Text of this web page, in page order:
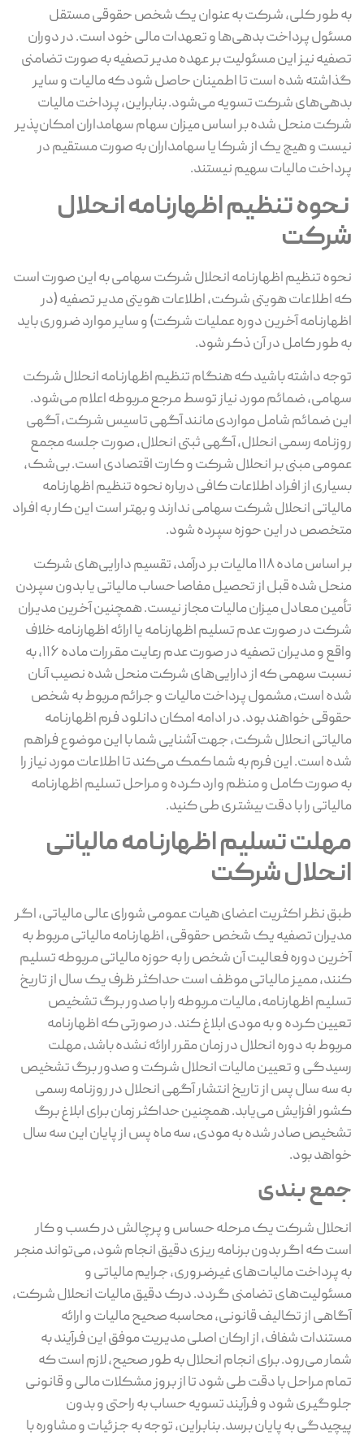
به‌ طور کلی، شرکت به‌ عنوان یک شخص حقوقی مستقل
مسئول پرداخت بدهی‌ها و تعهدات مالی خود است. در دوران
تصفیه نیز این مسئولیت بر عهده مدیر تصفیه به ‌صورت تضامنی
گذاشته شده است تا اطمینان حاصل شود که مالیات و سایر
بدهی‌های شرکت تسویه می‌شود. بنابراین، پرداخت مالیات
شرکت منحل ‌شده بر اساس میزان سهام سهامداران امکان‌پذیر
نیست و هیچ ‌یک از شرکا یا سهامداران به ‌صورت مستقیم در
پرداخت مالیات سهیم نیستند.
‌نحوه تنظیم اظهارنامه انحلال
شرکت
نحوه تنظیم اظهارنامه انحلال شرکت سهامی به این صورت است
که اطلاعات هویتی شرکت، اطلاعات هویتی مدیر تصفیه (در
اظهارنامه آخرین دوره عملیات شرکت) و سایر موارد ضروری باید
به ‌طور کامل در آن ذکر شود.
توجه داشته باشید که هنگام تنظیم اظهارنامه انحلال شرکت
سهامی، ضمائم مورد نیاز توسط مرجع مربوطه اعلام می‌شود.
این ضمائم شامل مواردی مانند آگهی تاسیس شرکت، آگهی
روزنامه رسمی انحلال، آگهی ثبتی انحلال، صورت‌ جلسه مجمع
عمومی مبنی بر انحلال شرکت و کارت اقتصادی است. بی‌شک،
بسیاری از افراد اطلاعات کافی درباره نحوه تنظیم اظهارنامه
مالیاتی انحلال شرکت سهامی ندارند و بهتر است این کار به افراد
متخصص در این حوزه سپرده شود.
بر اساس ماده ۱۱۸ مالیات بر درآمد، تقسیم دارایی‌های شرکت
منحل ‌شده قبل از تحصیل مفاصا حساب مالیاتی یا بدون سپردن
تأمین معادل میزان مالیات مجاز نیست. همچنین آخرین مدیران
شرکت در صورت عدم تسلیم اظهارنامه یا ارائه اظهارنامه خلاف
واقع و مدیران تصفیه در صورت عدم رعایت مقررات ماده ۱۱۶، به
نسبت سهمی که از دارایی‌های شرکت منحل ‌شده نصیب آنان
شده است، مشمول پرداخت مالیات و جرائم مربوط به شخص
حقوقی خواهند بود. در ادامه امکان دانلود فرم اظهارنامه
مالیاتی انحلال شرکت، جهت آشنایی شما با این موضوع فراهم
شده است. این فرم به شما کمک می‌کند تا اطلاعات مورد نیاز را
به‌ صورت کامل و منظم وارد کرده و مراحل تسلیم اظهارنامه
مالیاتی را با دقت بیشتری طی کنید.
مهلت تسلیم اظهارنامه مالیاتی
انحلال شرکت
طبق نظر اکثریت اعضای هیات عمومی شورای عالی مالیاتی، اگر
مدیران تصفیه یک شخص حقوقی، اظهارنامه مالیاتی مربوط به
آخرین دوره فعالیت آن شخص را به حوزه مالیاتی مربوطه تسلیم
کنند، ممیز مالیاتی موظف است حداکثر ظرف یک سال از تاریخ
تسلیم اظهارنامه، مالیات مربوطه را با صدور برگ تشخیص
تعیین کرده و به مودی ابلاغ کند. در صورتی که اظهارنامه
مربوط به دوره انحلال در زمان مقرر ارائه نشده باشد، مهلت
رسیدگی و تعیین مالیات انحلال شرکت و صدور برگ تشخیص
به سه سال پس از تاریخ انتشار آگهی انحلال در روزنامه رسمی
کشور افزایش می‌یابد. همچنین حداکثر زمان برای ابلاغ برگ
تشخیص صادر شده به مودی، سه ماه پس از پایان این سه سال
خواهد بود.
جمع بندی
انحلال شرکت یک مرحله حساس و پرچالش در کسب ‌و کار
است که اگر بدون برنامه‌ ریزی دقیق انجام شود، می‌تواند منجر
به پرداخت مالیات‌های غیرضروری، جرایم مالیاتی و
مسئولیت‌های تضامنی گردد. درک دقیق مالیات انحلال شرکت،
آگاهی از تکالیف قانونی، محاسبه صحیح مالیات و ارائه
مستندات شفاف، از ارکان اصلی مدیریت موفق این فرآیند به
‌شمار می‌رود. برای انجام انحلال به ‌طور صحیح، لازم است که
تمام مراحل با دقت طی شود تا از بروز مشکلات مالی و قانونی
جلوگیری شود و فرآیند تسویه ‌حساب به ‌راحتی و بدون
پیچیدگی به پایان برسد. بنابراین، توجه به جزئیات و مشاوره با